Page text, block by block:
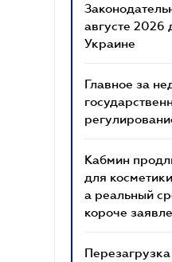
августе 2026
Украине
Главное за
Кабмин
для
а реальный
короче